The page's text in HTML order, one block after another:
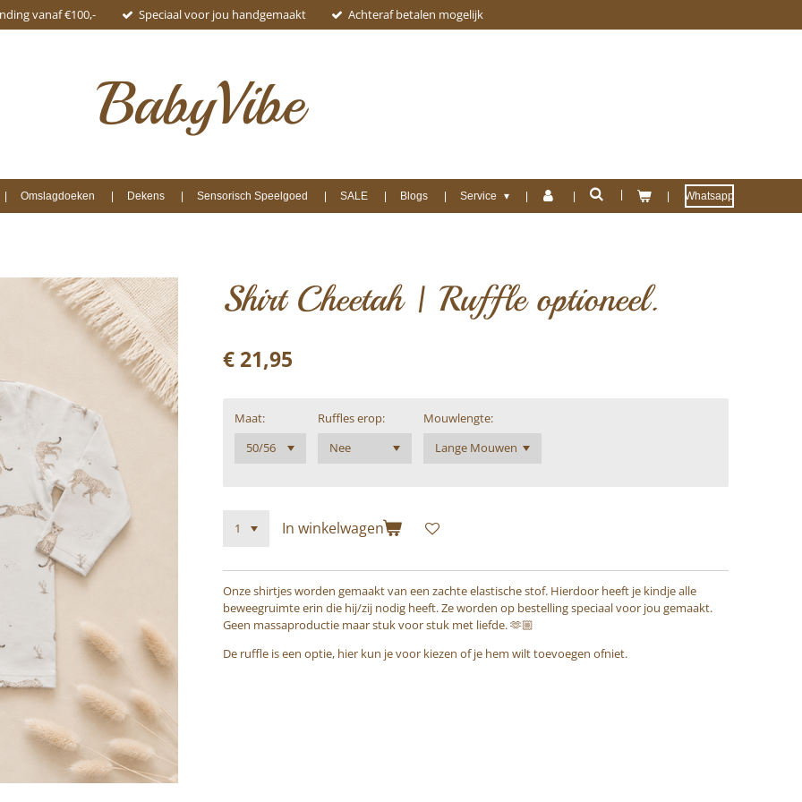
vanaf €100,- Speciaal voor jou handgemaakt Achteraf betalen mogelijk
BabyVibe
Omslagdoeken Dekens Sensorisch Speelgoed SALE Blogs Service Whatsapp
Shirt Cheetah | Ruffle optioneel.
€ 21,95
Maat: Ruffles erop: Mouwlengte:
In winkelwagen
Onze shirtjes worden gemaakt van een zachte elastische stof. Hierdoor heeft je kindje alle
beweegruimte erin die hij/zij nodig heeft. Ze worden op bestelling speciaal voor jou gemaakt.
Geen massaproductie maar stuk voor stuk met liefde. 🫶🏼
De ruffle is een optie, hier kun je voor kiezen of je hem wilt toevoegen ofniet.